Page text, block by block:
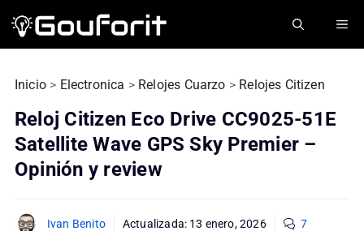
Inicio > Electronica > Relojes Cuarzo > Relojes Citizen
Reloj Citizen Eco Drive CC9025-51E
Satellite Wave GPS Sky Premier –
Opinión y review
Ivan Benito Actualizada: 13 enero, 2026 7